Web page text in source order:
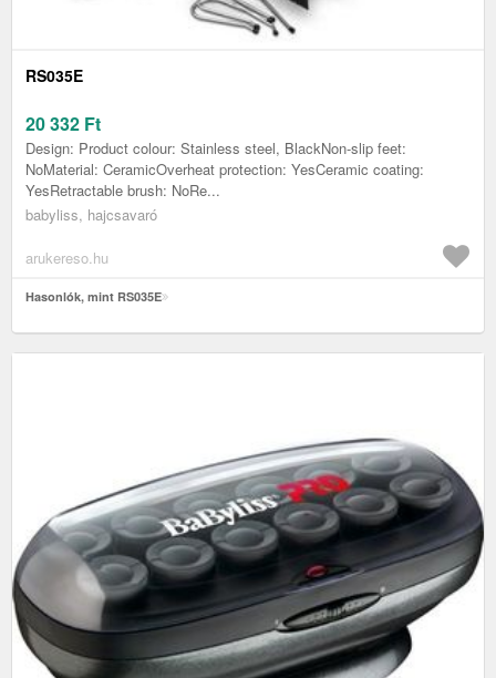
RS035E
20 332 Ft
Design: Product colour: Stainless steel, BlackNon-slip feet:
NoMaterial: CeramicOverheat protection: YesCeramic coating:
YesRetractable brush: NoRe...
babyliss, hajcsavaró
arukereso.hu
Hasonlók, mint RS035E